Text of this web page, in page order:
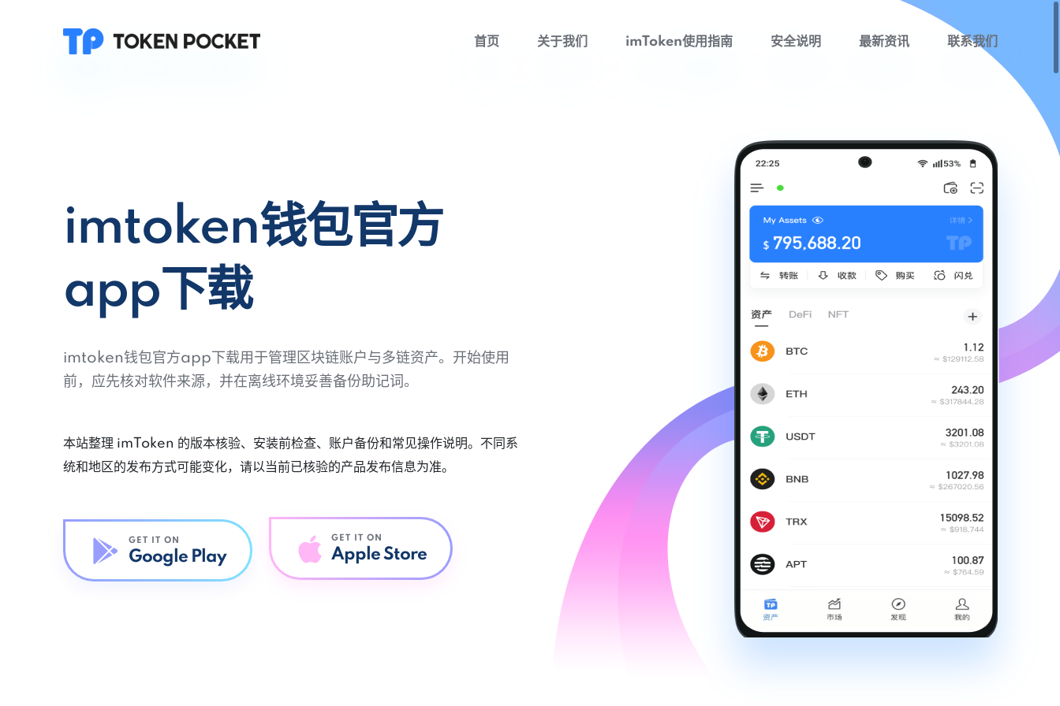
首页 关于我们 imToken使用指南 安全说明 最新资讯 联系我们
imtoken钱包官方
app下载
imtoken钱包官方app下载用于管理区块链账户与多链资产。开始使用
前，应先核对软件来源，并在离线环境妥善备份助记词。
本站整理 imToken 的版本核验、安装前检查、账户备份和常见操作说明。不同系
统和地区的发布方式可能变化，请以当前已核验的产品发布信息为准。
GET IT ON
Google Play
GET IT ON
Apple Store